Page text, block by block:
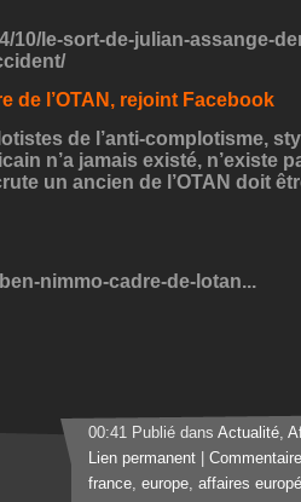
10/le-sort-de-julian-assange-
de l’OTAN, rejoint Facebook
de l’anti-complotisme,
n’a jamais existé, n’existe
un ancien de l’OTAN doit
nimmo-cadre-de-lotan...
00:41 Publié dans Actualité
Lien permanent
france europe affaires